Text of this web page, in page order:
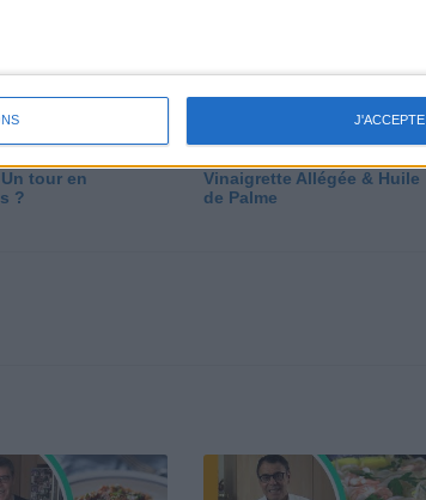
J'ACCEPTE
tour en
?
Vinaigrette Allégée & Huile
de Palme